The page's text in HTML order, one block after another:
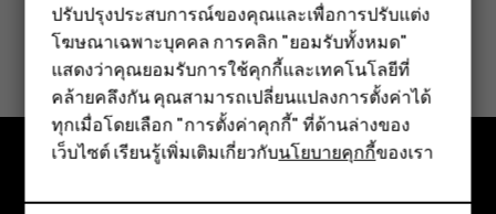
สมาร์ทโฟน
ฟีเจอร์โฟน
อุปกรณ์เสริม
แท็บเล็ต
ข้อมูลนี้มีประโยชน์กับคุณหรือไม่
ใช่ ไม่
ปรับปรุงประสบการณ์ของคุณและเพื่อการปรับแต่ง
โฆษณาเฉพาะบุคคล การคลิก "ยอมรับทั้งหมด"
แสดงว่าคุณยอมรับการใช้คุกกี้และเทคโนโลยีที่
คล้ายคลึงกัน คุณสามารถเปลี่ยนแปลงการตั้งค่าได้
ทุกเมื่อโดยเลือก "การตั้งค่าคุกกี้" ที่ด้านล่างของ
เว็บไซต์ เรียนรู้เพิ่มเติมเกี่ยวกับนโยบายคุกกี้ของเรา